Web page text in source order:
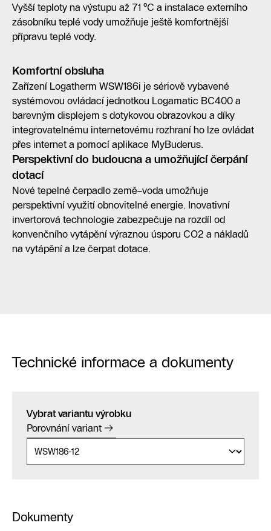
Vyšší teploty na výstupu až 71 °C a instalace externího
zásobníku teplé vody umožňuje ještě komfortnější
přípravu teplé vody.
Komfortní obsluha
Zařízení Logatherm WSW186i je sériově vybavené
systémovou ovládací jednotkou Logamatic BC400 a
barevným displejem s dotykovou obrazovkou a díky
integrovatelnému internetovému rozhraní ho lze ovládat
přes internet a pomocí aplikace MyBuderus.
Perspektivní do budoucna a umožňující čerpání
dotací
Nové tepelné čerpadlo země–voda umožňuje
perspektivní využití obnovitelné energie. Inovativní
invertorová technologie zabezpečuje na rozdíl od
konvenčního vytápění výraznou úsporu CO2 a nákladů
na vytápění a lze čerpat dotace.
Technické informace a dokumenty
Vybrat variantu výrobku
Porovnání variant
Dokumenty